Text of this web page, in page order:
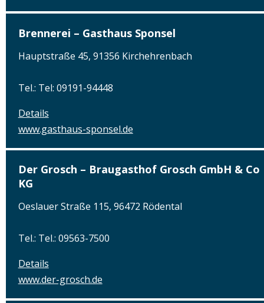
Brennerei – Gasthaus Sponsel
Hauptstraße 45, 91356 Kirchehrenbach
Tel.: Tel: 09191-94448
Details
www.gasthaus-sponsel.de
Der Grosch – Braugasthof Grosch GmbH & Co
KG
Oeslauer Straße 115, 96472 Rödental
Tel.: Tel.: 09563-7500
Details
www.der-grosch.de